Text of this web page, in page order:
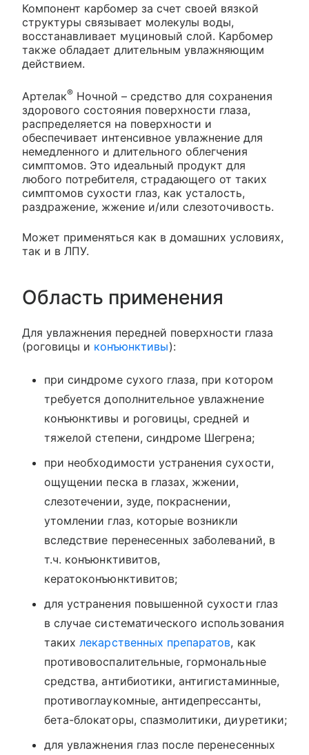
Компонент карбомер за счет своей вязкой
структуры связывает молекулы воды,
восстанавливает муциновый слой. Карбомер
также обладает длительным увлажняющим
действием.
Артелак® Ночной – средство для сохранения
здорового состояния поверхности глаза,
распределяется на поверхности и
обеспечивает интенсивное увлажнение для
немедленного и длительного облегчения
симптомов. Это идеальный продукт для
любого потребителя, страдающего от таких
симптомов сухости глаз, как усталость,
раздражение, жжение и/или слезоточивость.
Может применяться как в домашних условиях,
так и в ЛПУ.
Область применения
Для увлажнения передней поверхности глаза
(роговицы и конъюнктивы):
при синдроме сухого глаза, при котором
требуется дополнительное увлажнение
конъюнктивы и роговицы, средней и
тяжелой степени, синдроме Шегрена;
при необходимости устранения сухости,
ощущении песка в глазах, жжении,
слезотечении, зуде, покраснении,
утомлении глаз, которые возникли
вследствие перенесенных заболеваний, в
т.ч. конъюнктивитов,
кератоконъюнктивитов;
для устранения повышенной сухости глаз
в случае систематического использования
такихлекарственных препаратов, как
противовоспалительные, гормональные
средства, антибиотики, антигистаминные,
противоглаукомные, антидепрессанты,
бета-блокаторы, спазмолитики, диуретики;
для увлажнения глаз после перенесенных